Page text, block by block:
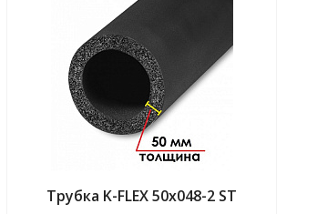
Трубка K-FLEX 50x048-2 ST